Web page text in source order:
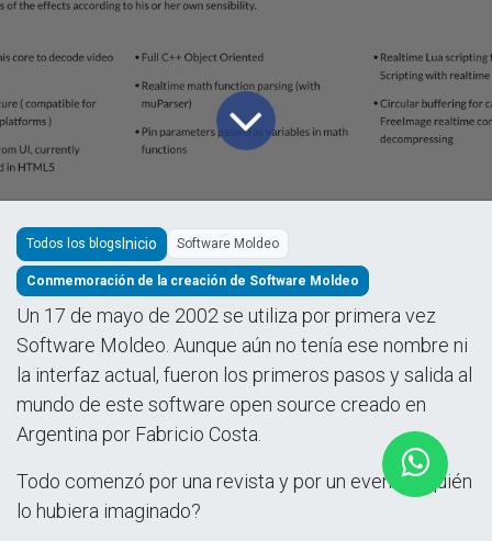
Todos los blogs Software Moldeo
Conmemoración de la creación de Software Moldeo
Un 17 de mayo de 2002 se utiliza por primera vez
Software Moldeo. Aunque aún no tenía ese nombre ni
la interfaz actual, fueron los primeros pasos y salida al
mundo de este software open source creado en
Argentina por Fabricio Costa.
Todo comenzó por una revista y por un evento… quién
lo hubiera imaginado?